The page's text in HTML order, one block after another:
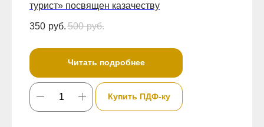
турист» посвящен казачеству
350 руб. 500 руб.
Читать подробнее
Купить ПДФ-ку